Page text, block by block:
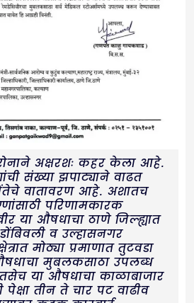
अक्षरशः कहर केला आहे.
संख्या झपाट्याने वाढत
वातावरण आहे. अशातच
परिणामकारक
या औषधाचा ठाणे जिल्ह्यात
व उल्हासनगर
मोठ्या प्रमाणात तुटवडा
मुबलकसाठा उपलब्ध
या औषधाचा काळाबाजार
तीन ते चार पट वाढीव